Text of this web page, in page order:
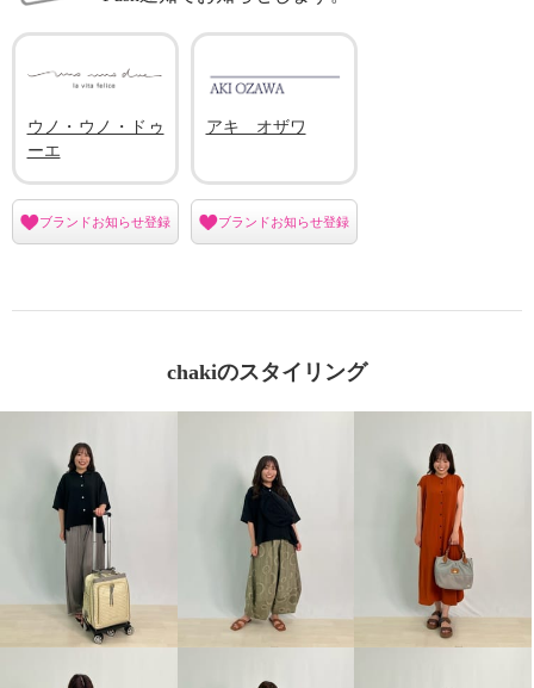
ウノ・ウノ・ドゥ
ーエ
ブランドお知らせ登録
アキ オザワ
ブランドお知らせ登録
chakiのスタイリング